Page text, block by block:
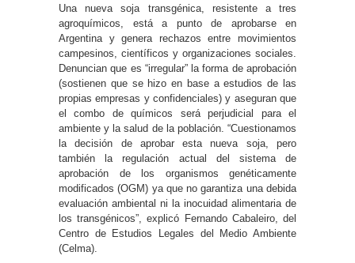
Una nueva soja transgénica, resistente a tres
agroquímicos, está a punto de aprobarse en
Argentina y genera rechazos entre movimientos
campesinos, científicos y organizaciones sociales.
Denuncian que es “irregular” la forma de aprobación
(sostienen que se hizo en base a estudios de las
propias empresas y confidenciales) y aseguran que
el combo de químicos será perjudicial para el
ambiente y la salud de la población. “Cuestionamos
la decisión de aprobar esta nueva soja, pero
también la regulación actual del sistema de
aprobación de los organismos genéticamente
modificados (OGM) ya que no garantiza una debida
evaluación ambiental ni la inocuidad alimentaria de
los transgénicos”, explicó Fernando Cabaleiro, del
Centro de Estudios Legales del Medio Ambiente
(Celma).